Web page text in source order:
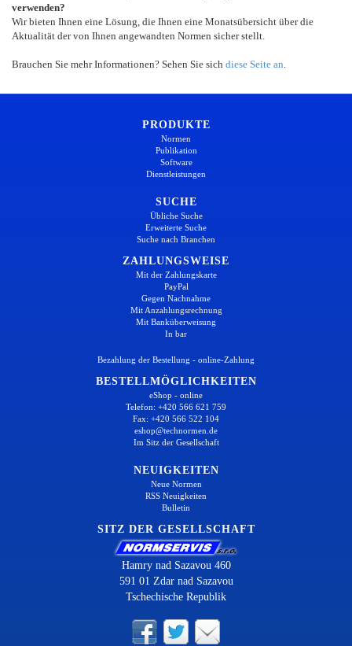
verwenden?
Wir bieten Ihnen eine Lösung, die Ihnen eine Monatsübersicht über die
Aktualität der von Ihnen angewandten Normen sicher stellt.
Brauchen Sie mehr Informationen? Sehen Sie sich diese Seite an
PRODUKTE
Normen
Publikation
Software
Dienstleistungen
SUCHE
Übliche Suche
Erweiterte Suche
Suche nach Branchen
ZAHLUNGSWEISE
Mit der Zahlungskarte
PayPal
Gegen Nachnahme
Mit Anzahlungsrechnung
Mit Banküberweisung
In bar
Bezahlung der Bestellung - online-Zahlung
BESTELLMÖGLICHKEITEN
eShop - online
Telefon: +420 566 621 759
Fax: +420 566 522 104
eshop@technormen.de
Im Sitz der Gesellschaft
NEUIGKEITEN
Neue Normen
RSS Neuigkeiten
Bulletin
SITZ DER GESELLSCHAFT
Hamry nad Sazavou 460
591 01 Zdar nad Sazavou
Tschechische Republik